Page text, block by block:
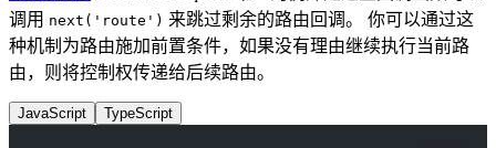
调用 next('route') 来跳过剩余的路由回调。 你可以通过这
种机制为路由施加前置条件，如果没有理由继续执行当前路
由，则将控制权传递给后续路由。
JavaScript TypeScript